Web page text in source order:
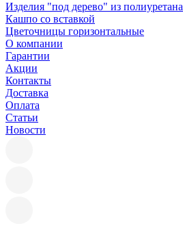
Изделия "под дерево" из полиуретана
Кашпо со вставкой
Цветочницы горизонтальные
О компании
Гарантии
Акции
Контакты
Доставка
Оплата
Статьи
Новости